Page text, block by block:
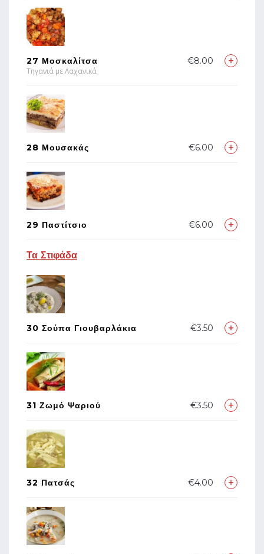
27 Μοσκαλίτσα
Τηγανιά με Λαχανικά
€8.00
28 Μουσακάς €6.00
29 Παστίτσιο €6.00
Τα Στιφάδα
30 Σούπα Γιουβαρλάκια €3.50
31 Ζωμό Ψαριού €3.50
32 Πατσάς €4.00